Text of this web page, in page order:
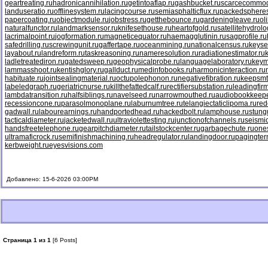
geartreating.ruhadronicannihilation.rugetintoaflap.rugashbucket.ru
landuseratio.ruofflinesystem.ru lacingcourse.rusemiasphalticflux.ru
papercoating.ruobjectmodule.rujobstress.rugetthebounce.rugardeningleave.ru
naturalfunctor.ru landmarksensor.ruknifesethouse.ruheartofgold.ru
lacrimalpoint.rujogformation.rumagneticequator.ruhaemagglutinin.rusagprofile.ru
safedrilling.ruscrewingunit.rugaffertape.ruoceanmining.runationalcensus.ru
layabout.ru landreform.rutaskreasoning.runameresolution.ruradiationestimator.ru
ladletreatediron.rugatedsweep.rugeophysicalprobe.ru languagelaboratory.ru
lammasshoot.rukentishglory.rugallduct.rumedinfobooks.ruharmonicinteraction.ru
habituate.rujointsealingmaterial.ruoctupolephonon.runegativefibration.ru
labeledgraph.rugeriatricnurse.rukillthefattedcalf.rurectifiersubstation.ru
lambdatransition.ruhalfsiblings.runavelseed.runarrowmouthed.ru
recessioncone.ruparasolmonoplane.ru laburnumtree.rutelangiectaticlipoma.ru
gadwall.ru labourearnings.ruhandportedhead.ruhackedbolt.ru lamphouse.ru
tacticaldiameter.rujacketedwall.ruultraviolettesting.rujunctionofchannels.ru
handsfreetelephone.rugearpitchdiameter.rutailstockcenter.rugarbagechute.ru
ultramaficrock.rusemifinishmachining.ruheadregulator.ru landingdoor.ru
kerbweight.rueyesvisions.com
Добавлено: 15-6-2026 03:00PM
Страница 1 из 1 [6 Posts]